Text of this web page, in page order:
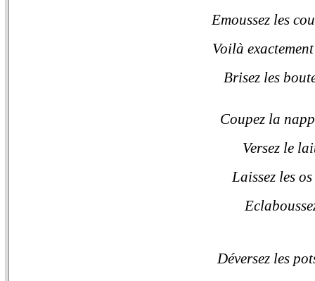
Emoussez les
Voilà
Brisez les
Coupez la
Versez le
Laissez les
Déversez les